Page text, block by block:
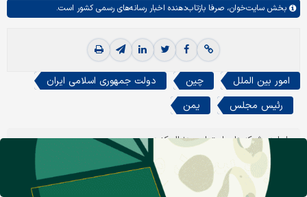
بخش سایت‌خوان، صرفا بازتاب‌دهنده اخبار رسانه‌های رسمی کشور است.
امور بین الملل چین
دولت جمهوری اسلامی ایران
رئیس مجلس
یمن
ما را در شبکه‌های اجتماعی دنبال کنید
بله
اینستاگرم تلگرام ایکس لینکدین